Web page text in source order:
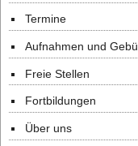
Termine
Aufnahmen und
Freie Stellen
Fortbildungen
Über uns